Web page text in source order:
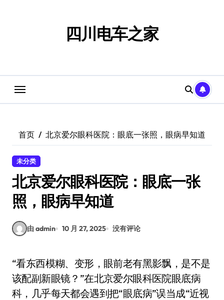
四川电车之家
首页 北京爱尔眼科医院：眼底一张照，眼病早知道
未分类
北京爱尔眼科医院：眼底一张
照，眼病早知道
由 admin 10 月 27, 2025 没有评论
“看东西模糊、变形，眼前老有黑影飘，是不是
该配副新眼镜？”在北京爱尔眼科医院眼底病
科，几乎每天都会遇到把“眼底病”误当成“近视